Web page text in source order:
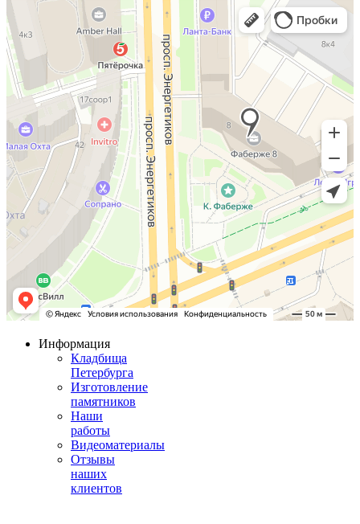
Информация
Кладбища
Петербурга
Изготовление
памятников
Наши
работы
Видеоматериалы
Отзывы
наших
клиентов